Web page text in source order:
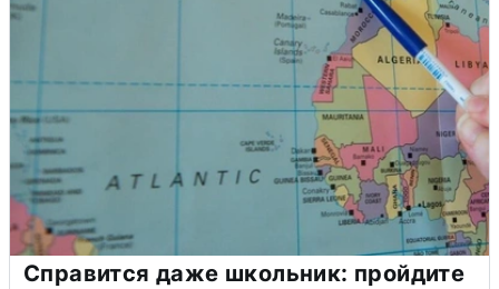
Справится даже школьник: пройдите